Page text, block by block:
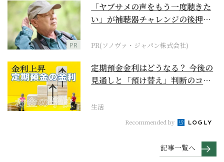
PR
「ヤブサメの声をもう一度聴きた
い」が補聴器チャレンジの後押し
PR(ソノヴァ・ジャパン株式会社)
定期預金金利はどうなる？ 今後の
見通しと「預け替え」判断のコツ
生活
Recommended by
記事一覧へ